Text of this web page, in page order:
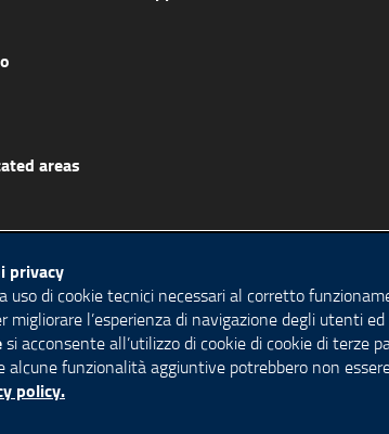
privacy
uso di cookie tecnici necessari al corretto
migliorare l’esperienza di navigazione degli utenti
si acconsente all’utilizzo di cookie di cookie di terze
alcune funzionalità aggiuntive potrebbero non
policy.
areas
e del verde